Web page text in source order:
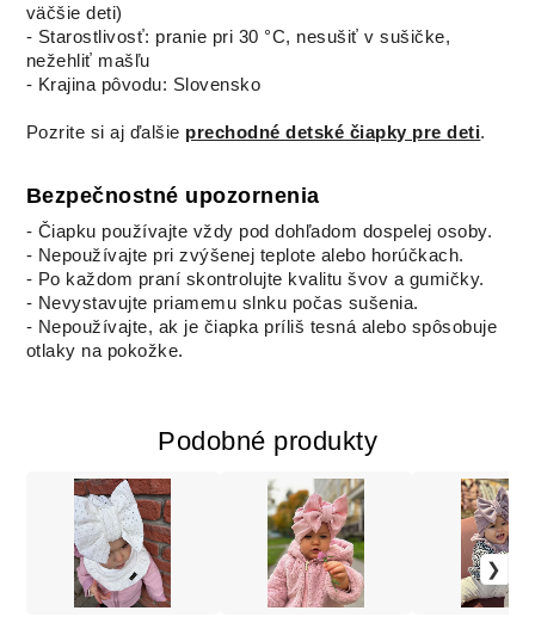
väčšie deti)
- Starostlivosť: pranie pri 30 °C, nesušiť v sušičke,
nežehliť mašľu
- Krajina pôvodu: Slovensko
Pozrite si aj ďalšie prechodné detské čiapky pre deti.
Bezpečnostné upozornenia
- Čiapku používajte vždy pod dohľadom dospelej osoby.
- Nepoužívajte pri zvýšenej teplote alebo horúčkach.
- Po každom praní skontrolujte kvalitu švov a gumičky.
- Nevystavujte priamemu slnku počas sušenia.
- Nepoužívajte, ak je čiapka príliš tesná alebo spôsobuje
otlaky na pokožke.
Podobné produkty